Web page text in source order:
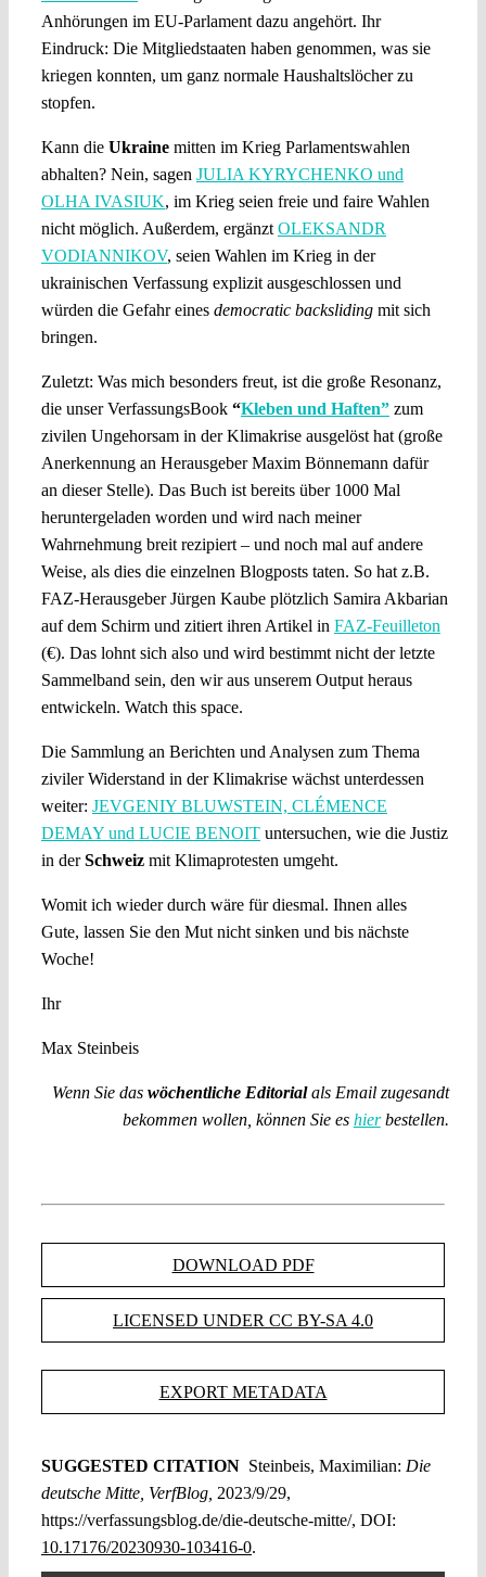
Anhörungen im EU-Parlament dazu angehört. Ihr
Eindruck: Die Mitgliedstaaten haben genommen, was sie
kriegen konnten, um ganz normale Haushaltslöcher zu
stopfen.
Kann die Ukrainemitten im Krieg Parlamentswahlen
abhalten? Nein, sagen JULIA KYRYCHENKO und
OLHA IVASIUK, im Krieg seien freie und faire Wahlen
nicht möglich. Außerdem, ergänzt OLEKSANDR
VODIANNIKOV, seien Wahlen im Krieg in der
ukrainischen Verfassung explizit ausgeschlossen und
würden die Gefahr eines democratic backslidingmit sich
bringen.
Zuletzt: Was mich besonders freut, ist die große Resonanz,
die unser VerfassungsBook “Kleben und Haften” zum
zivilen Ungehorsam in der Klimakrise ausgelöst hat (große
Anerkennung an Herausgeber Maxim Bönnemann dafür
an dieser Stelle). Das Buch ist bereits über 1000 Mal
heruntergeladen worden und wird nach meiner
Wahrnehmung breit rezipiert – und noch mal auf andere
Weise, als dies die einzelnen Blogposts taten. So hat z.B.
FAZ-Herausgeber Jürgen Kaube plötzlich Samira Akbarian
auf dem Schirm und zitiert ihren Artikel in FAZ-Feuilleton
(€). Das lohnt sich also und wird bestimmt nicht der letzte
Sammelband sein, den wir aus unserem Output heraus
entwickeln. Watch this space.
Die Sammlung an Berichten und Analysen zum Thema
ziviler Widerstand in der Klimakrise wächst unterdessen
weiter: JEVGENIY BLUWSTEIN, CLÉMENCE
DEMAY und LUCIE BENOITuntersuchen, wie die Justiz
in derSchweizmit Klimaprotesten umgeht.
Womit ich wieder durch wäre für diesmal. Ihnen alles
Gute, lassen Sie den Mut nicht sinken und bis nächste
Woche!
Ihr
Max Steinbeis
Wenn Sie das wöchentliche Editorialals Email zugesandt
bekommen wollen, können Sie es hierbestellen.
DOWNLOAD PDF
LICENSED UNDER CC BY-SA 4.0
EXPORT METADATA
SUGGESTED CITATION Steinbeis, Maximilian: Die
deutsche Mitte, VerfBlog, 2023/9/29,
https://verfassungsblog.de/die-deutsche-mitte/, DOI:
10.17176/20230930-103416-0.